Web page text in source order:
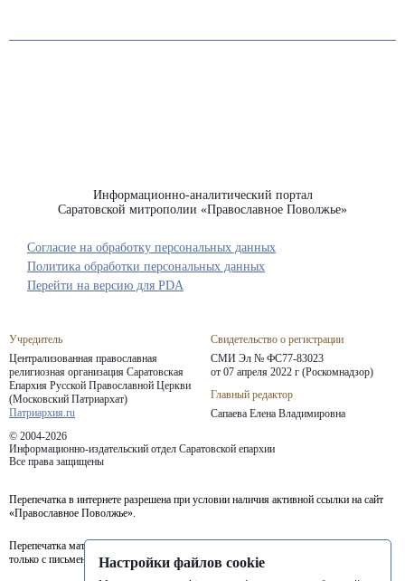
Информационно-аналитический портал
Саратовской митрополии «Православное Поволжье»
Учредитель
Централизованная православная
религиозная организация Саратовская
Епархия Русской Православной Церкви
(Московский Патриархат)
Патриархия.ru
Свидетельство о регистрации
СМИ Эл № ФС77-83023
от 07 апреля 2022 г (Роскомнадзор)
Главный редактор
Сапаева Елена Владимировна
© 2004-2026
Информационно-издательский отдел Саратовской епархии
Все права защищены
Согласие на обработку персональных данных
Политика обработки персональных данных
Перепечатка в интернете разрешена при условии наличия активной ссылки на сайт
«Православное Поволжье».
Перепечатка материалов портала в печатных изданиях (книгах, прессе) возможна
только с письменного разрешения редакции.
Перейти на версию для PDA
Настройки файлов cookie